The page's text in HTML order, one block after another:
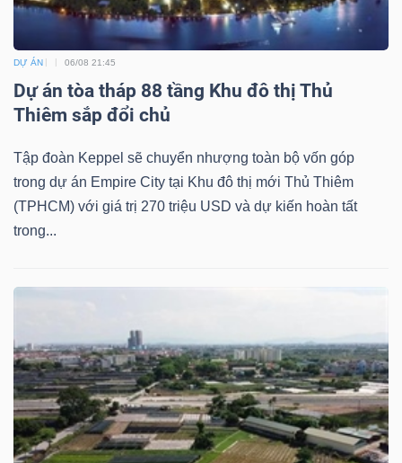
DỰ ÁN 06/08 21:45
Dự án tòa tháp 88 tầng Khu đô thị Thủ
Thiêm sắp đổi chủ
Tập đoàn Keppel sẽ chuyển nhượng toàn bộ vốn góp
trong dự án Empire City tại Khu đô thị mới Thủ Thiêm
(TPHCM) với giá trị 270 triệu USD và dự kiến hoàn tất
trong...
Công
đầu
tư
tài
chính